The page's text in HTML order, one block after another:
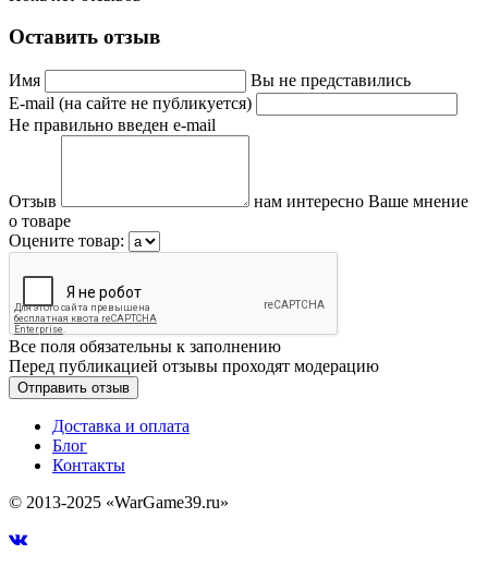
Оставить отзыв
Имя
Вы не представились
E-mail (на сайте не публикуется)
Не правильно введен e-mail
Отзыв
нам интересно Ваше мнение
о товаре
Оцените товар:
Все поля обязательны к заполнению
Перед публикацией отзывы проходят модерацию
Доставка и оплата
Блог
Контакты
© 2013-2025 «WarGame39.ru»